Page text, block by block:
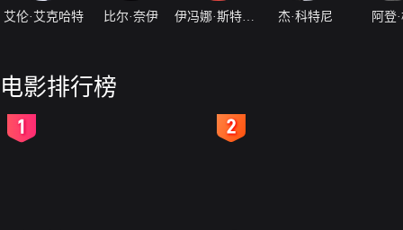
艾伦·艾克哈特 比尔·奈伊 杰·科特尼 阿登
电影排行榜